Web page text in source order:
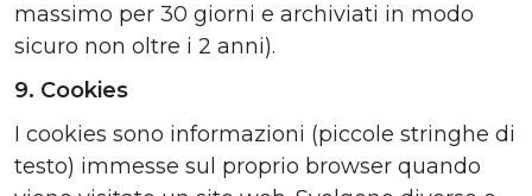
massimo per 30 giorni e archiviati in modo
sicuro non oltre i 2 anni).
9. Cookies
I cookies sono informazioni (piccole stringhe di
testo) immesse sul proprio browser quando